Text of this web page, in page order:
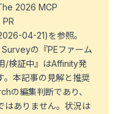
2026 MCP
04-21)を参照。
の『PEファーム
/検証中』はAffinity発
。本記事の見解と推奨
の編集判断であり、
はありません。状況は